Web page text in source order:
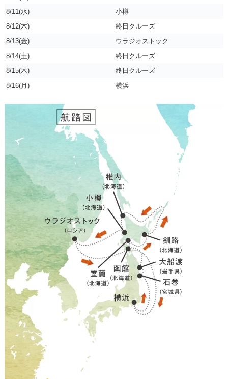
8/11(水)
小樽
8/12(木)
終日クルーズ
8/13(金)
ウラジオストック
8/14(土)
終日クルーズ
8/15(木)
終日クルーズ
8/16(月)
横浜